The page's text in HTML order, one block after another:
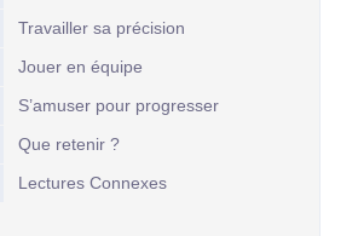
Travailler sa précision
Jouer en équipe
S’amuser pour progresser
Que retenir ?
Lectures Connexes